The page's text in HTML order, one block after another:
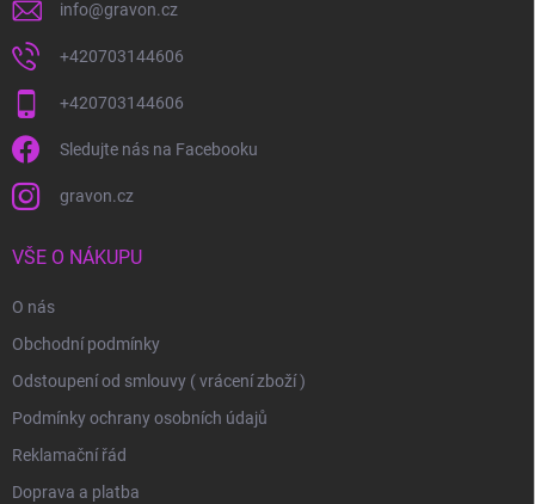
info@gravon.cz
+420703144606
+420703144606
Sledujte nás na Facebooku
gravon.cz
VŠE O NÁKUPU
O nás
Obchodní podmínky
Odstoupení od smlouvy ( vrácení zboží )
Podmínky ochrany osobních údajů
Reklamační řád
Doprava a platba